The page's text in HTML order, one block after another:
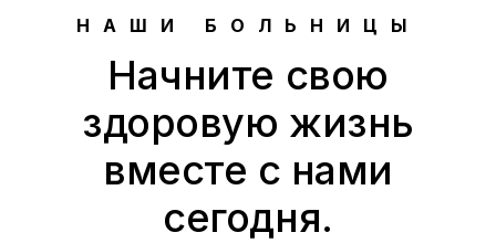
НАШИ БОЛЬНИЦЫ
Начните свою
здоровую жизнь
вместе с нами
сегодня.